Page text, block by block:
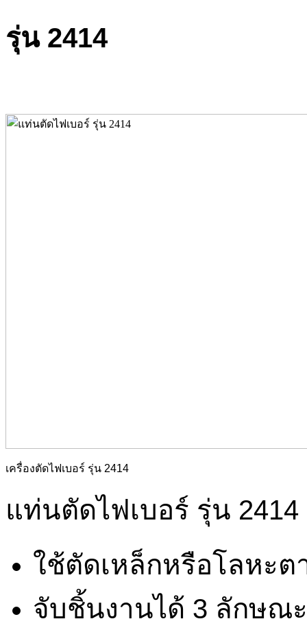
รุ่น 2414
เครื่องตัดไฟเบอร์ รุ่น 2414
แท่นตัดไฟเบอร์ รุ่น 2414
ใช้ตัดเหล็กหรือโลหะ
จับชิ้นงานได้ 3 ลักษณ